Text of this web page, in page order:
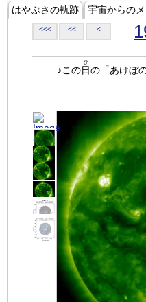
はやぶさの軌跡 宇宙からの
<<< << <
♪この日
ひ
の「あけぼの